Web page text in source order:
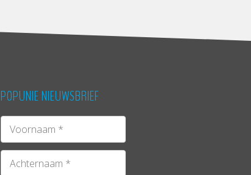
POPUNIE NIEUWSBRIEF